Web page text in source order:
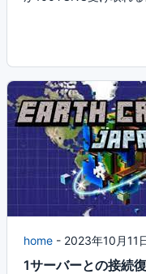
home - 2023年10月11
1サーバーとの接続